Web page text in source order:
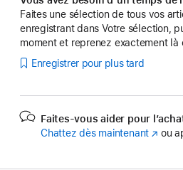
Faites une sélection de tous vos
enregistrant dans Votre sélection,
moment et reprenez exactement là
Enregistrer pour plus tard
Faites-vous aider pour
Chattez dès maintenant
ou